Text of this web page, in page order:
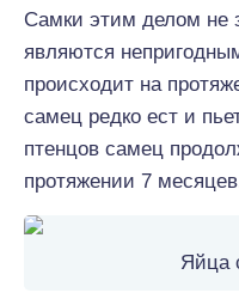
Самки этим делом не
являются
происходит на
самец редко ест и
птенцов самец
протяжении 7
Яйца